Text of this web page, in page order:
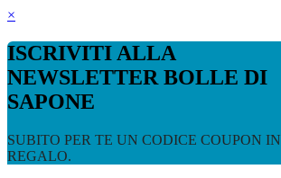
×
ISCRIVITI ALLA
NEWSLETTER BOLLE DI
SAPONE
SUBITO PER TE UN CODICE COUPON IN
REGALO.